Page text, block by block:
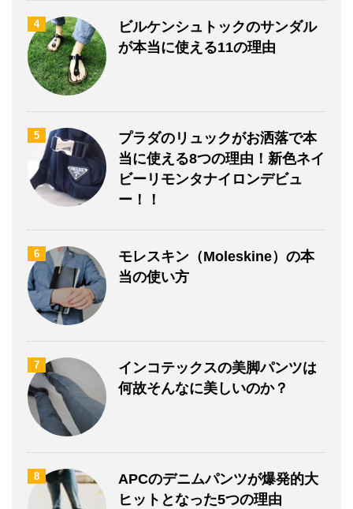
4
ビルケンシュトックのサンダル
が本当に使える11の理由
5
プラダのリュックがお洒落で本
当に使える8つの理由！新色ネイ
ビーリモンタナイロンデビュ
ー！！
6
モレスキン（Moleskine）の本
当の使い方
7
インコテックスの美脚パンツは
何故そんなに美しいのか？
8
APCのデニムパンツが爆発的大
ヒットとなった5つの理由